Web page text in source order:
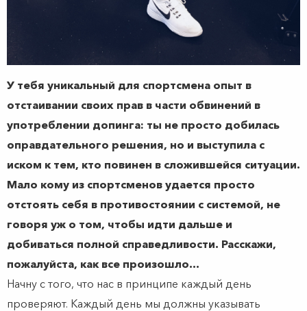
У тебя уникальный для спортсмена опыт в
отстаивании своих прав в части обвинений в
употреблении допинга: ты не просто добилась
оправдательного решения, но и выступила с
иском к тем, кто повинен в сложившейся ситуации.
Мало кому из спортсменов удается просто
отстоять себя в противостоянии с системой, не
говоря уж о том, чтобы идти дальше и
добиваться полной справедливости. Расскажи,
пожалуйста, как все произошло…
Начну с того, что нас в принципе каждый день
проверяют. Каждый день мы должны указывать